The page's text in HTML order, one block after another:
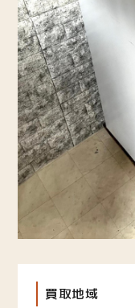
買取地域